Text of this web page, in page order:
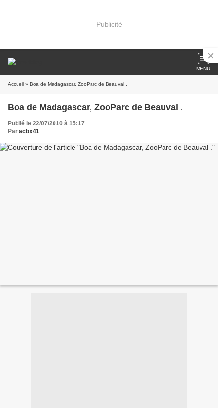
Publicité
MENU
Accueil » Boa de Madagascar, ZooParc de Beauval .
Boa de Madagascar, ZooParc de Beauval .
Publié le 22/07/2010 à 15:17
Par acbx41